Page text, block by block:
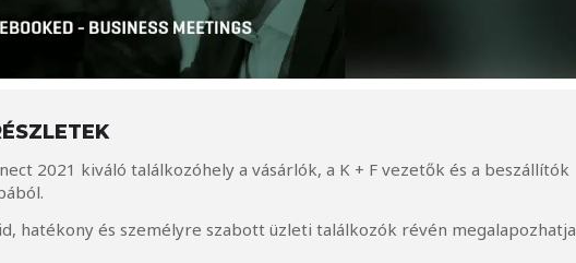
2021 kiváló találkozóhely a vásárlók, a K + F vezetők és a beszállítók
hatékony és személyre szabott üzleti találkozók révén megalapozhatja